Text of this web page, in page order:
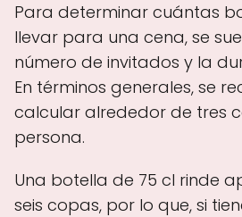
Para determinar cuántas
llevar para una cena, se
número de invitados y la
En términos generales, se
calcular alrededor de tres
persona.
Una botella de 75 cl rinde
seis copas, por lo que, si